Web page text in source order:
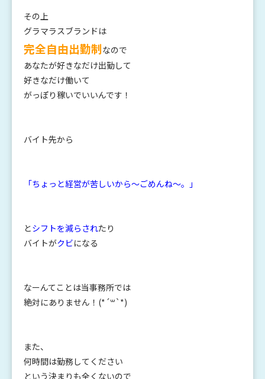
その上
グラマラスブランドは
完全自由出勤制なので
あなたが好きなだけ出勤して
好きなだけ働いて
がっぽり稼いでいいんです！
バイト先から
「ちょっと経営が苦しいから〜ごめんね～。」
とシフトを減らされたり
バイトがクビになる
なーんてことは当事務所では
絶対にありません！(*´꒳`*)
また、
何時間は勤務してください
という決まりも全くないので